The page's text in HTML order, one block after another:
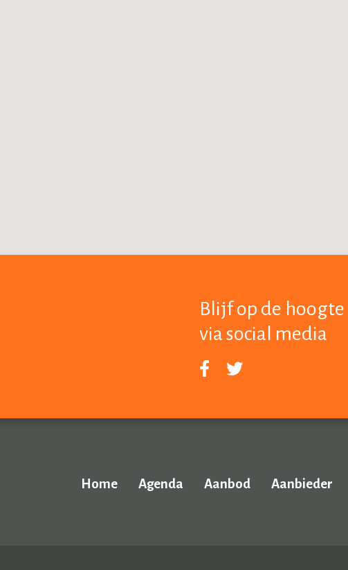
Blijf op de hoogte
via social media
Home Agenda Aanbod Aanbieder